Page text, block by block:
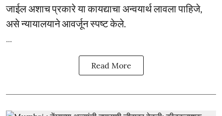
जाईल अशाच प्रकारे या कायद्याचा अन्वयार्थ लावला पाहिजे,
असे न्यायालयाने आवर्जून स्पष्ट केले.
Read More